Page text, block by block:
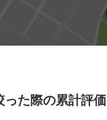
った際の累計評価